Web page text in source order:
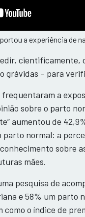
a experiência de
grávidas – para
frequentaram a
sobre o parto
aumentou de
parto normal: a
sobre
mães.
pesquisa de
e 58% um parto
como o índice de